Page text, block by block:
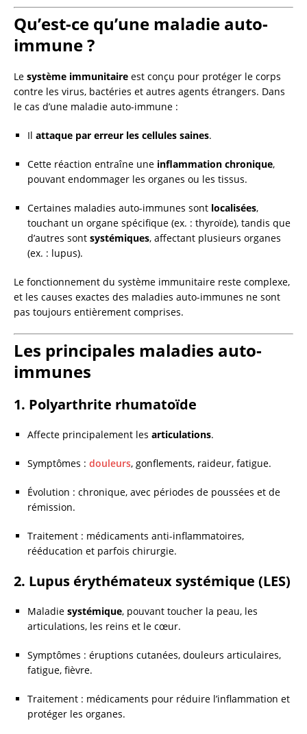
Qu’est-ce qu’une maladie auto-
immune ?
Le système immunitaire est conçu pour protéger le corps
contre les virus, bactéries et autres agents étrangers. Dans
le cas d’une maladie auto-immune :
Il attaque par erreur les cellules saines.
Cette réaction entraîne une inflammation chronique,
pouvant endommager les organes ou les tissus.
Certaines maladies auto-immunes sont localisées,
touchant un organe spécifique (ex. : thyroïde), tandis que
d’autres sont systémiques, affectant plusieurs organes
(ex. : lupus).
Le fonctionnement du système immunitaire reste complexe,
et les causes exactes des maladies auto-immunes ne sont
pas toujours entièrement comprises.
Les principales maladies auto-
immunes
1. Polyarthrite rhumatoïde
Affecte principalement les articulations.
Symptômes : douleurs, gonflements, raideur, fatigue.
Évolution : chronique, avec périodes de poussées et de
rémission.
Traitement : médicaments anti-inflammatoires,
rééducation et parfois chirurgie.
2. Lupus érythémateux systémique (LES)
Maladie systémique, pouvant toucher la peau, les
articulations, les reins et le cœur.
Symptômes : éruptions cutanées, douleurs articulaires,
fatigue, fièvre.
Traitement : médicaments pour réduire l’inflammation et
protéger les organes.